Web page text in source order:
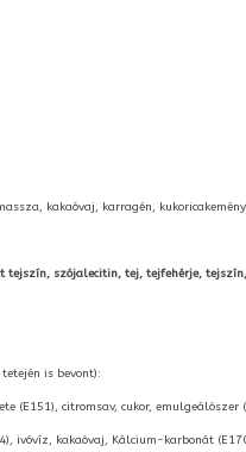
kakaóvaj, karragén,
szójalecitin, tej, tejfehérje,
is bevont):
citromsav, cukor, emulgeálószer
ivóvíz, kakaóvaj, Kálcium-karbonát